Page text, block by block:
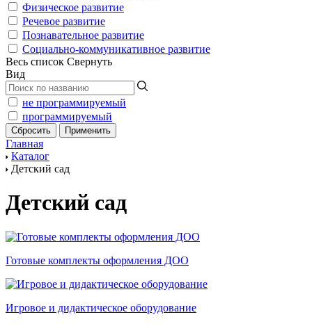
Физическое развитие
Речевое развитие
Познавательное развитие
Социально-коммуникативное развитие
Весь список Свернуть
Вид
не программируемый
программируемый
Главная
Каталог
Детский сад
Детский сад
Готовые комплекты оформления ДОО
Игровое и дидактическое оборудование